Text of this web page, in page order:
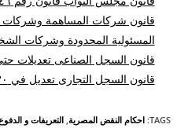
قانون شركات المساهمة وشركات
المسئولية المحدودة وشركات
قانون السجل الصناعى تعديلات حتى
قانون السجل التجارى تعديل في ٣٠ سبتمبر عام ٢٠٢٠
TAGS
:احكام النقض المصرية, التعريفات و